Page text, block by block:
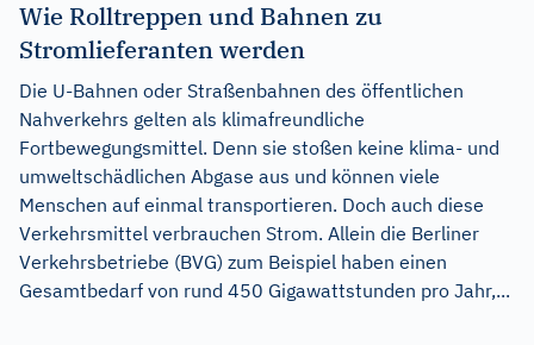
Wie Rolltreppen und Bahnen zu
Stromlieferanten werden
Die U-Bahnen oder Straßenbahnen des öffentlichen
Nahverkehrs gelten als klimafreundliche
Fortbewegungsmittel. Denn sie stoßen keine klima- und
umweltschädlichen Abgase aus und können viele
Menschen auf einmal transportieren. Doch auch diese
Verkehrsmittel verbrauchen Strom. Allein die Berliner
Verkehrsbetriebe (BVG) zum Beispiel haben einen
Gesamtbedarf von rund 450 Gigawattstunden pro Jahr,...